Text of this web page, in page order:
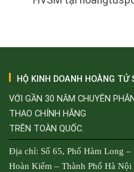
HỘ KINH DOANH HOÀNG TỬ
VỚI GẦN 30 NĂM CHUYÊN
THAO CHÍNH HÃNG
TRÊN TOÀN QUỐC.
Địa chỉ: Số 65, Phố Hàm Long –
Hoàn Kiếm – Thành Phố Hà Nội